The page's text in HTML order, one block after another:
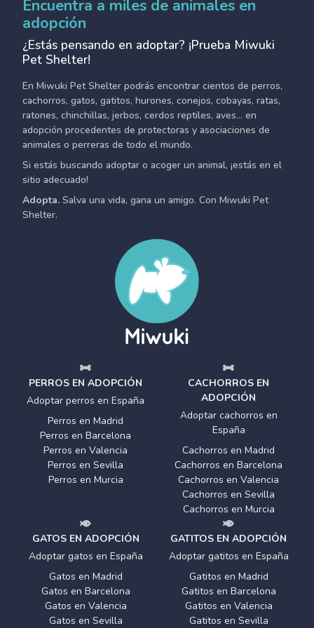
Encuentra a miles de animales en
adopción
¿Estás pensando en adoptar? ¡Prueba Miwuki
Pet Shelter!
En Miwuki Pet Shelter podrás encontrar cientos de perros,
cachorros, gatos, gatitos, hurones, conejos, cobayas, ratas,
ratones, chinchillas, jerbos, cerdos reptiles, aves... en
adopción procedentes de protectoras y asociaciones de
animales o perreras de todo el mundo.
Si estás buscando adoptar o acoger un animal, ¡estás en el
sitio adecuado!
Adopta. Salva una vida, gana un amigo. Con Miwuki Pet
Shelter.
PERROS EN ADOPCIÓN
Adoptar perros en España
Perros en Madrid
Perros en Barcelona
Perros en Valencia
Perros en Sevilla
Perros en Murcia
CACHORROS EN
ADOPCIÓN
Adoptar cachorros en
España
Cachorros en Madrid
Cachorros en Barcelona
Cachorros en Valencia
Cachorros en Sevilla
Cachorros en Murcia
GATOS EN ADOPCIÓN
Adoptar gatos en España
Gatos en Madrid
Gatos en Barcelona
Gatos en Valencia
Gatos en Sevilla
GATITOS EN ADOPCIÓN
Adoptar gatitos en España
Gatitos en Madrid
Gatitos en Barcelona
Gatitos en Valencia
Gatitos en Sevilla